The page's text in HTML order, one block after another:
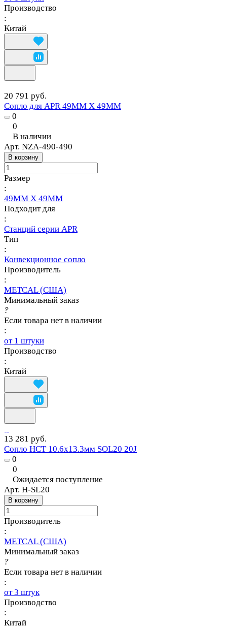
Производство
:
Китай
20 791 руб.
Сопло для APR 49MM X 49MM
0
0
В наличии
Арт. NZA-490-490
В корзину
Размер
:
49MM X 49MM
Подходит для
:
Станций серии APR
Тип
:
Конвекционное сопло
Производитель
:
METCAL (США)
Минимальный заказ
?
Если товара нет в наличии
:
от 1 штуки
Производство
:
Китай
13 281 руб.
Сопло HCT 10.6х13.3мм SOL20 20J
0
0
Ожидается поступление
Арт. H-SL20
В корзину
Производитель
:
METCAL (США)
Минимальный заказ
?
Если товара нет в наличии
:
от 3 штук
Производство
:
Китай